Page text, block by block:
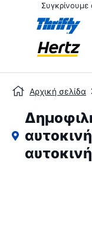
Αρχική σελίδα